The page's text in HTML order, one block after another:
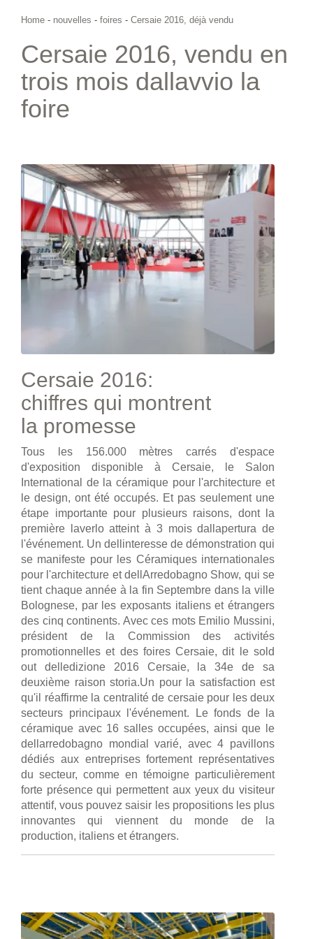
Home - nouvelles - foires - Cersaie 2016, déjà vendu
Cersaie 2016, vendu en
trois mois dallavvio la
foire
Cersaie 2016:
chiffres qui montrent
la promesse
Tous les 156.000 mètres carrés d'espace
d'exposition disponible à Cersaie, le Salon
International de la céramique pour l'architecture et
le design, ont été occupés. Et pas seulement une
étape importante pour plusieurs raisons, dont la
première laverlo atteint à 3 mois dallapertura de
l'événement. Un dellinteresse de démonstration qui
se manifeste pour les Céramiques internationales
pour l'architecture et dellArredobagno Show, qui se
tient chaque année à la fin Septembre dans la ville
Bolognese, par les exposants italiens et étrangers
des cinq continents. Avec ces mots Emilio Mussini,
président de la Commission des activités
promotionnelles et des foires Cersaie, dit le sold
out delledizione 2016 Cersaie, la 34e de sa
deuxième raison storia.Un pour la satisfaction est
qu'il réaffirme la centralité de cersaie pour les deux
secteurs principaux l'événement. Le fonds de la
céramique avec 16 salles occupées, ainsi que le
dellarredobagno mondial varié, avec 4 pavillons
dédiés aux entreprises fortement représentatives
du secteur, comme en témoigne particulièrement
forte présence qui permettent aux yeux du visiteur
attentif, vous pouvez saisir les propositions les plus
innovantes qui viennent du monde de la
production, italiens et étrangers.